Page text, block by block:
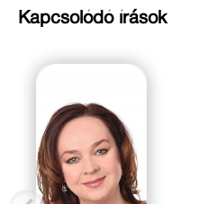
Kapcsolódó írások